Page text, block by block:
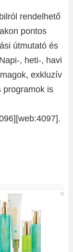
rendelhető
pontos
útmutató és
, heti-, havi
exkluzív
programok is